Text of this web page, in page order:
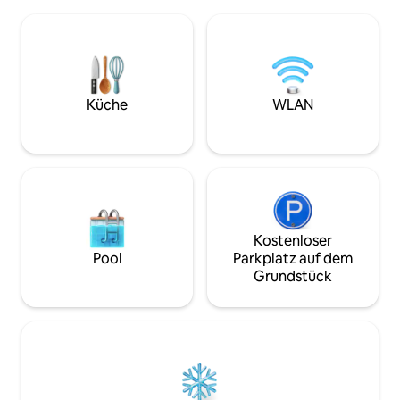
Badehut, 50 Yuan Reinigungsgebühr, du
kannst ihn an der Theke überprüfen
Innenbad♪: Natürliche
Natriumbicarbonatquelle, es gibt einen
♪Doppelbett, Beistelltisch, Sofa ♪wLAN
Cerankocher, Töpfe, Schüsseln,
Essstäbchen usw. Du kannst Suppe
kochen und Nudeln zubereiten.Es gibt
auch Stampfgläser sowie große und
Gesichtstuch, Zahnbürstenset
Teebeutel, Kekse usw. Gute Babyfell
Gegend von
Minuten zum
Tempel, 8
und am frühen
auf dem Bergfeld
erkunden. Erhalte täglich nur die gleiche
Gruppe von
Zugang zu den
dem Garten und
Privatsphäre und
Zimmer ist je
Küche WLAN
Pool
Kostenloser
Parkplatz auf dem
Grundstück